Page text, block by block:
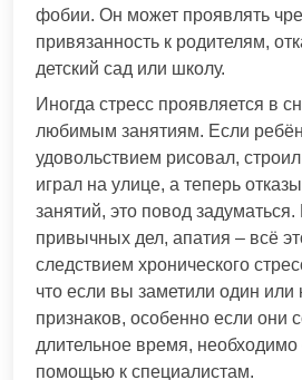
фобии. Он может проявлять
привязанность к родителям,
детский сад или школу.
Иногда стресс проявляется в
любимым занятиям. Если
удовольствием рисовал,
играл на улице, а теперь
занятий, это повод
привычных дел, апатия – всё
следствием хронического
что если вы заметили один или
признаков, особенно если они
длительное время, необходимо
помощью к специалистам.